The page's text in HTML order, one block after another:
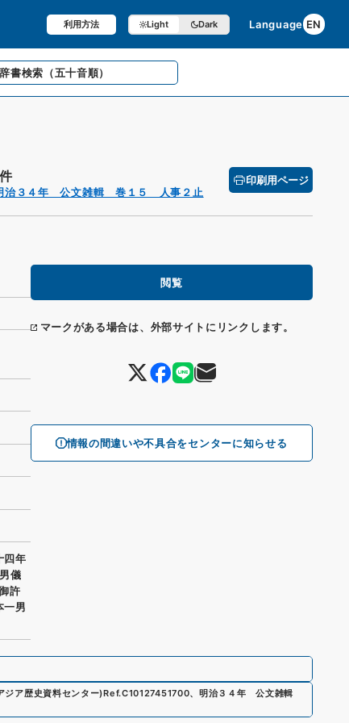
利用方法 Light Dark Language EN
辞書検索 （五十音順）
治３４年 公文雑輯 巻１５ 人事２止
印刷用ページ
閲覧
マークがある場合は、外部サイトにリンクします。
情報の間違いや不具合をセンターに知らせる
四年
儀
許
一男
ジア歴史資料センター)Ref.C10127451700、明治３４年 公文雑輯